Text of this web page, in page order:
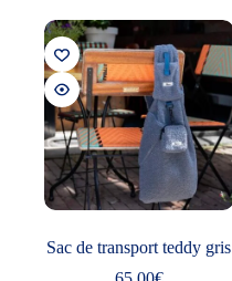
Sac de transport teddy gris